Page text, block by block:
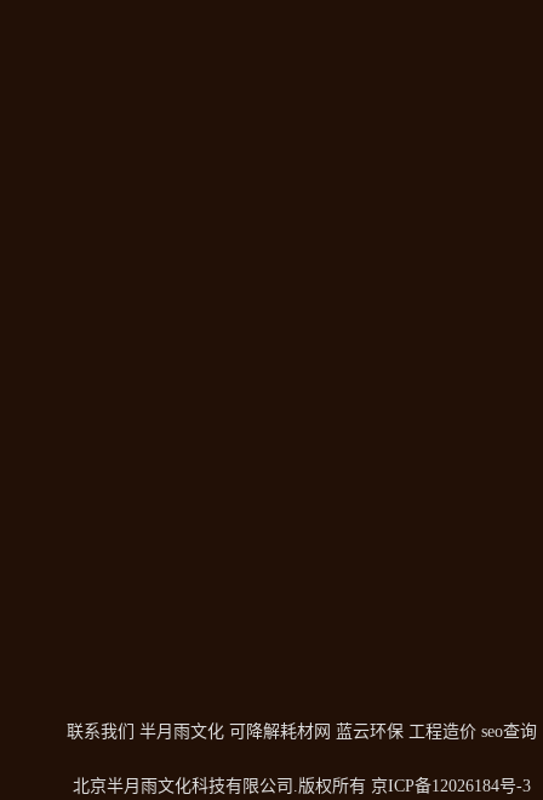
联系我们 半月雨文化 可降解耗材网 蓝云环保 工程造价 seo查询
北京半月雨文化科技有限公司 .版权所有 京ICP备12026184号-3